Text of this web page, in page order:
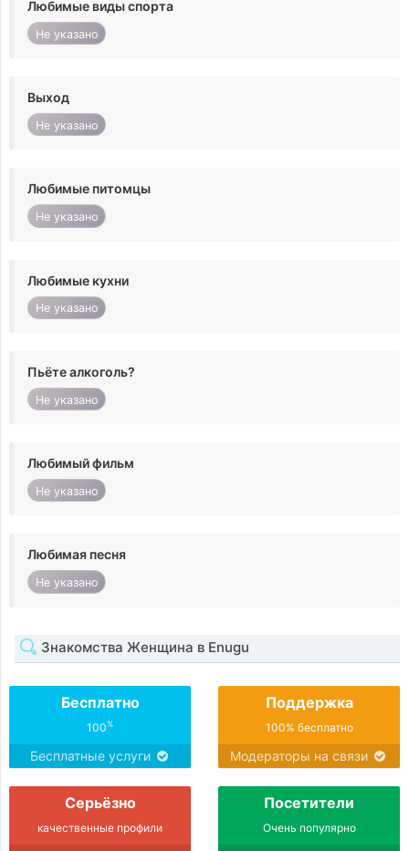
Любимые виды спорта
Не указано
Выход
Не указано
Любимые питомцы
Не указано
Любимые кухни
Не указано
Пьёте алкоголь?
Не указано
Любимый фильм
Не указано
Любимая песня
Не указано
Знакомства Женщина в Enugu
Бесплатно
100%
Бесплатные услуги
Поддержка
100% бесплатно
Модераторы на связи
Серьёзно
качественные профили
Посетители
Очень популярно